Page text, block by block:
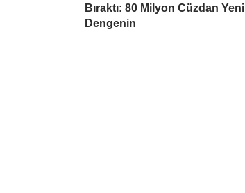
Bıraktı: 80 Milyon Cüzdan Yeni
Dengenin